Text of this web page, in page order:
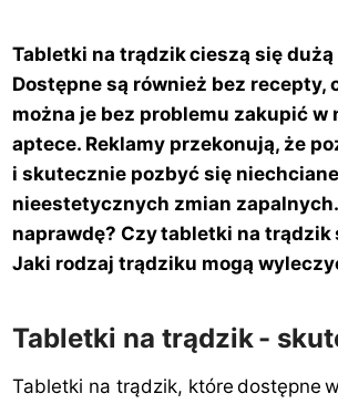
Tabletki na trądzik cieszą się
Dostępne są również bez recepty,
można je bez problemu zakupić w
aptece. Reklamy przekonują, że
i skutecznie pozbyć się
nieestetycznych zmian
naprawdę? Czy tabletki na trądzik
Jaki rodzaj trądziku mogą
Tabletki na trądzik -
Tabletki na trądzik, które dostępne